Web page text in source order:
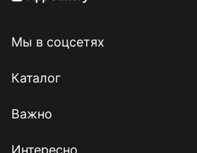
Мы в соцсетях
Каталог
Важно
Интересно